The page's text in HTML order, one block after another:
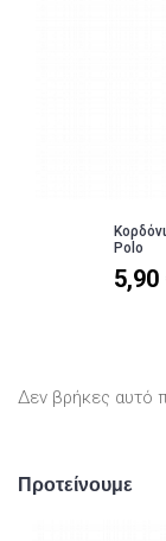
Polo
5,90
Δεν βρήκες αυτό
Προτείνουμε